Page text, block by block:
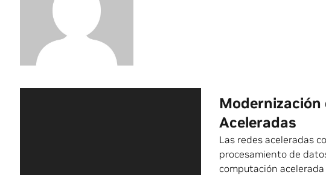
Modernización
Aceleradas
Las redes aceleradas
procesamiento de
computación